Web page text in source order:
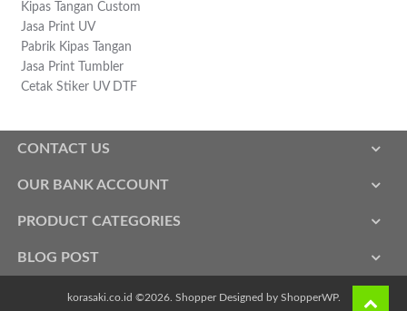
Kipas Tangan Custom
Jasa Print UV
Pabrik Kipas Tangan
Jasa Print Tumbler
Cetak Stiker UV DTF
CONTACT US
OUR BANK ACCOUNT
PRODUCT CATEGORIES
BLOG POST
korasaki.co.id ©2026. ShopperDesigned by ShopperWP.